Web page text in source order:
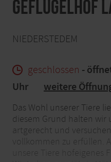
Geflügelhof
NIEDERSTEDEM
geschlossen -
Uhr
weitere
Das Wohl unserer Tiere
diesem Grund halten wir
artgerecht und
vollkommen zu erfüllen.